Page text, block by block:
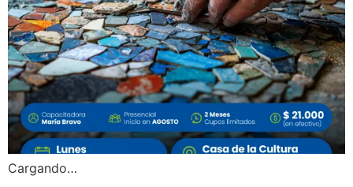
Cargando…